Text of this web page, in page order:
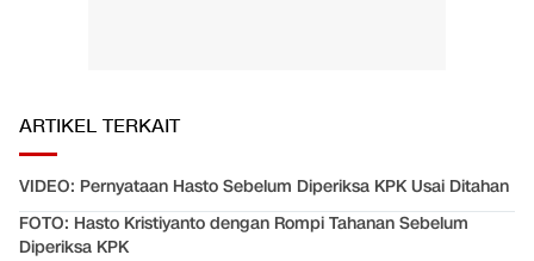
ARTIKEL TERKAIT
VIDEO: Pernyataan Hasto Sebelum Diperiksa KPK Usai Ditahan
FOTO: Hasto Kristiyanto dengan Rompi Tahanan Sebelum
Diperiksa KPK